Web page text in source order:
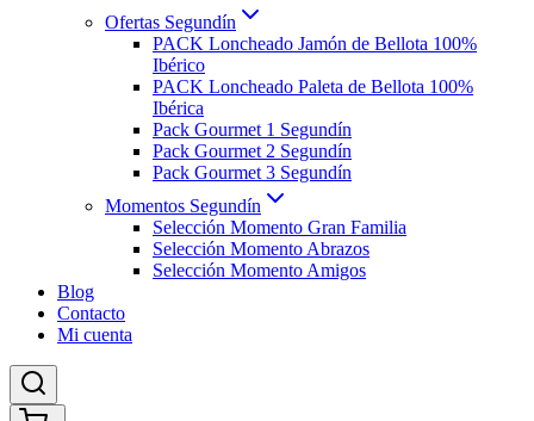
Ofertas Segundín
PACK Loncheado Jamón de Bellota 100%
Ibérico
PACK Loncheado Paleta de Bellota 100%
Ibérica
Pack Gourmet 1 Segundín
Pack Gourmet 2 Segundín
Pack Gourmet 3 Segundín
Momentos Segundín
Selección Momento Gran Familia
Selección Momento Abrazos
Selección Momento Amigos
Blog
Contacto
Mi cuenta